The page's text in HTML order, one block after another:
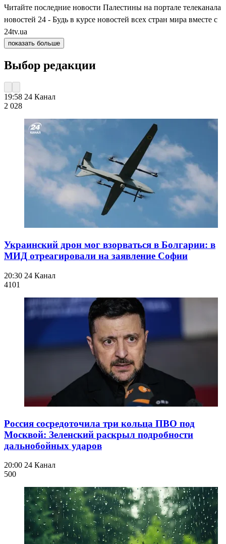
Читайте последние новости Палестины на портале телеканала
новостей 24 - Будь в курсе новостей всех стран мира вместе с
24tv.ua
показать больше
Выбор редакции
19:58 24 Канал
2 028
Украинский дрон мог взорваться в Болгарии: в
МИД отреагировали на заявление Софии
20:30 24 Канал
4101
Россия сосредоточила три кольца ПВО под
Москвой: Зеленский раскрыл подробности
дальнобойных ударов
20:00 24 Канал
500